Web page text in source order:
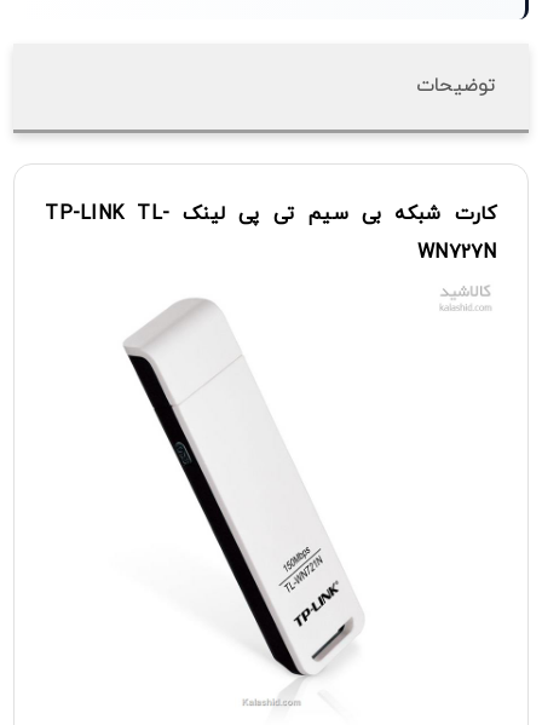
توضیحات
کارت شبکه بی سیم تی پی لینک TP-LINK TL-
WN727N